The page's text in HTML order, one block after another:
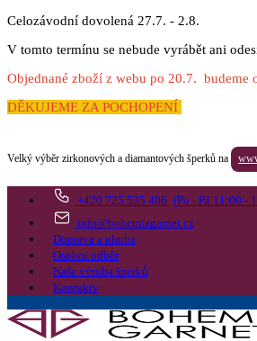
Celozávodní dovolená 27.7. - 2.8.
V tomto termínu se nebude vyrábět ani
Objednané zboží z webu po 20.7. budeme
DĚKUJEME ZA POCHOPENÍ
Velký výběr zirkonových a diamantových šperků na
+420 725 535 406 (Po - Pá 11:00 -
info@bohemiagarnet.cz
Doprava a platba
Osobní odběr
Naše výroba šperků
Kontakty